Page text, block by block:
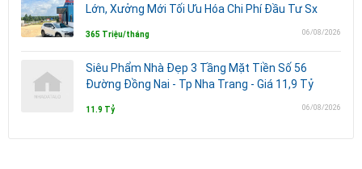
Lớn, Xưởng Mới Tối Ưu Hóa Chi Phí Đầu Tư Sx
365 Triệu/tháng 06/08/2026
Siêu Phẩm Nhà Đẹp 3 Tầng Mặt Tiền Số 56
Đường Đồng Nai - Tp Nha Trang - Giá 11,9 Tỷ
11.9 Tỷ 06/08/2026